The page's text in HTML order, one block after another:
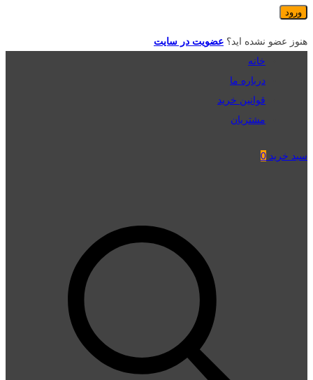
هنوز عضو نشده اید؟ عضویت در سایت
خانه
درباره ما
قوانین خرید
مشتریان
سبد خرید 0